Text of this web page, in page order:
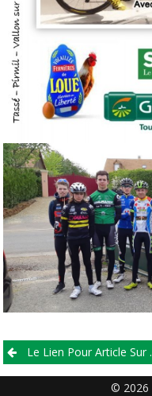
Post
navigation
Le Lien Pour Article Sur France Info Sur La Star.
© 2026